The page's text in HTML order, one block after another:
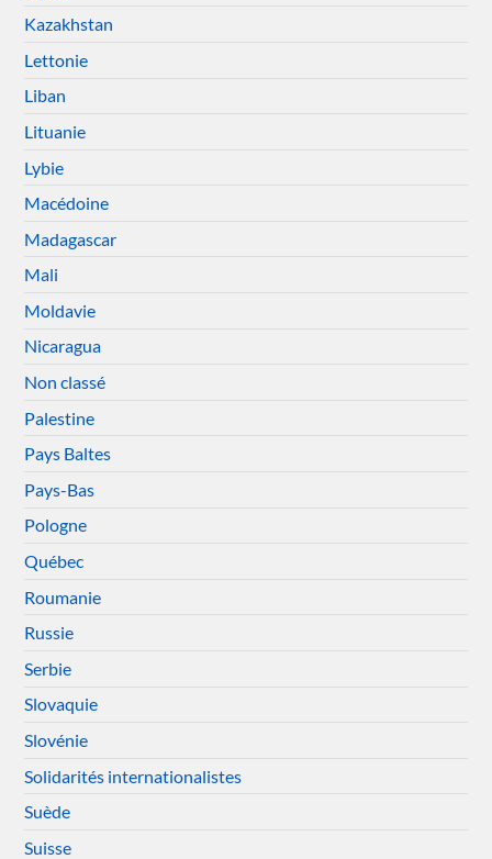
Kazakhstan
Lettonie
Liban
Lituanie
Lybie
Macédoine
Madagascar
Mali
Moldavie
Nicaragua
Non classé
Palestine
Pays Baltes
Pays-Bas
Pologne
Québec
Roumanie
Russie
Serbie
Slovaquie
Slovénie
Solidarités internationalistes
Suède
Suisse